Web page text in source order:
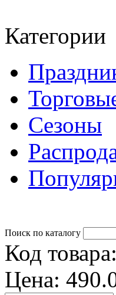
Категории
Сезоны
Поиск по каталогу
Код
Цена: